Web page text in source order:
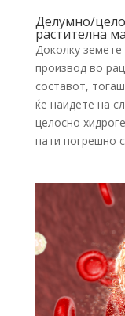
Делумно/
растителна
Доколку земете
производ во
составот,
ќе наидете на
целосно
пати погрешно